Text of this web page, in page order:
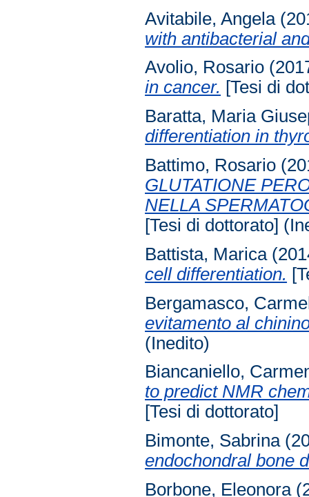
Avitabile, Angela
with antibacterial
Avolio, Rosario
in cancer. [Tesi di
Baratta, Maria
differentiation in
Battimo, Rosario
GLUTATIONE
NELLA
[Tesi di dottorato]
Battista, Marica
cell differentiation.
Bergamasco,
evitamento al
(Inedito)
Biancaniello,
to predict NMR
[Tesi di dottorato]
Bimonte, Sabrina
endochondral bone
Borbone, Eleonora